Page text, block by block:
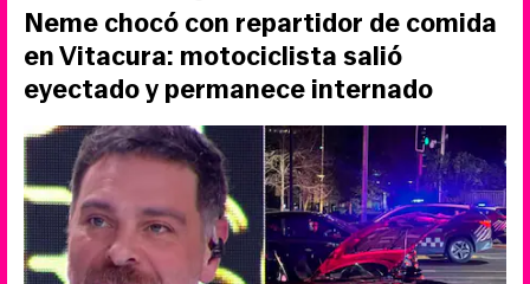
Neme chocó con repartidor de comida
en Vitacura: motociclista salió
eyectado y permanece internado